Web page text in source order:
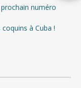
numéro
à Cuba !